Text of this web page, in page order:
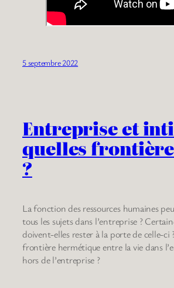
5 septembre 2022
Entreprise et
quelles
?
La fonction des ressources humaines
tous les sujets dans l’entreprise ?
doivent-elles rester à la porte de celle-ci
frontière hermétique entre la vie dans
hors de l’entreprise ?